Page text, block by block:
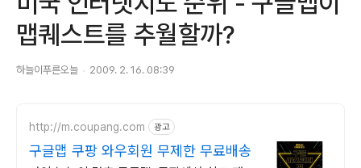
맵퀘스트를 추월할까?
하늘이푸른오늘 2009. 2. 16. 08:39
http://m.coupang.com 광고
구글맵 쿠팡 와우회원 무제한 무료배송